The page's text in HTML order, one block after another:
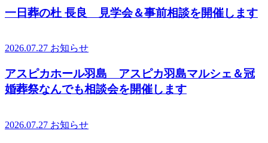
一日葬の杜 長良 見学会＆事前相談を開催します
2026.07.27 お知らせ
アスピカホール羽島 アスピカ羽島マルシェ＆冠
婚葬祭なんでも相談会を開催します
2026.07.27 お知らせ